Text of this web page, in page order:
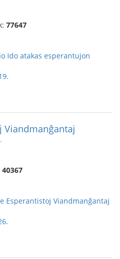
77647
Ido atakas esperantujon
Viandmanĝantaj
40367
Esperantistoj Viandmanĝantaj